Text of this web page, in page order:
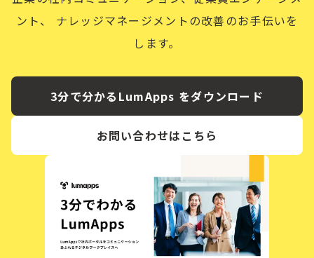
ント、
ナレッジマネージメントの改善のお手伝いを
します。
3分で分かるLumApps をダウンロード
お問い合わせはこちら